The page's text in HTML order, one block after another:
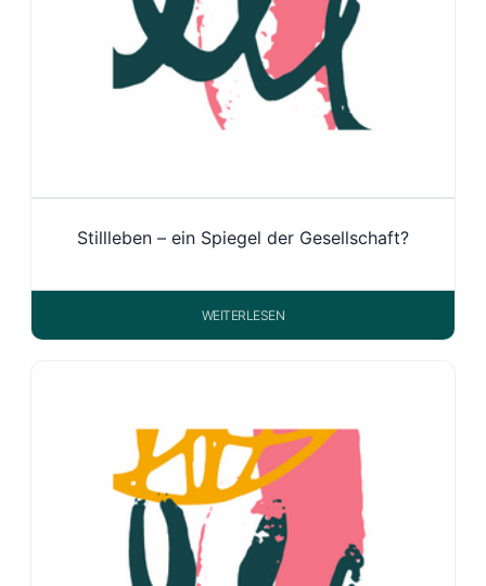
Stillleben – ein Spiegel der Gesellschaft?
WEITERLESEN